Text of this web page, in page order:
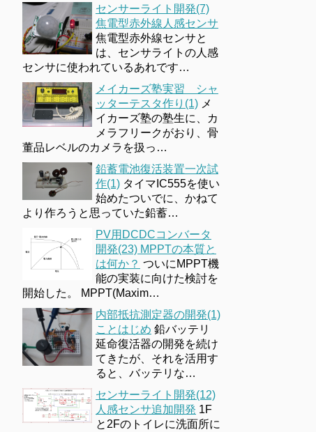
センサーライト開発(7)
焦電型赤外線人感センサ
焦電型赤外線センサと
は、センサライトの人感
センサに使われているあれです…
メイカーズ塾実習 シャ
ッターテスタ作り(1) メ
イカーズ塾の塾生に、カ
メラフリークがおり、骨
董品レベルのカメラを扱っ…
鉛蓄電池復活装置一次試
作(1) タイマIC555を使い
始めたついでに、かねて
より作ろうと思っていた鉛蓄…
PV用DCDCコンバータ
開発(23) MPPTの本質と
は何か？ ついにMPPT機
能の実装に向けた検討を
開始した。 MPPT(Maxim…
内部抵抗測定器の開発(1)
ことはじめ 鉛バッテリ
延命復活器の開発を続け
てきたが、それを活用す
ると、バッテリな…
センサーライト開発(12)
人感センサ追加開発 1F
と2Fのトイレに洗面所に